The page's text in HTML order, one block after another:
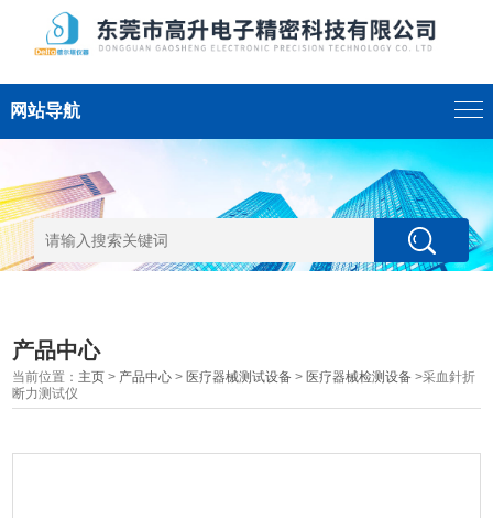
网站导航
产品中心
当前位置： 主页 > 产品中心 > 医疗器械测试设备 > 医疗器械检测设备 >采血針折
断力测试仪